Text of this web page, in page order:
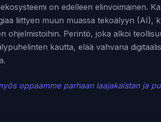
on edelleen elinvoimainen.
liittyen muun muassa tekoälyyn (AI),
ohjelmistoihin. Perintö, joka alkoi
kautta, elää vahvana
oppaamme parhaan laajakaistan ja